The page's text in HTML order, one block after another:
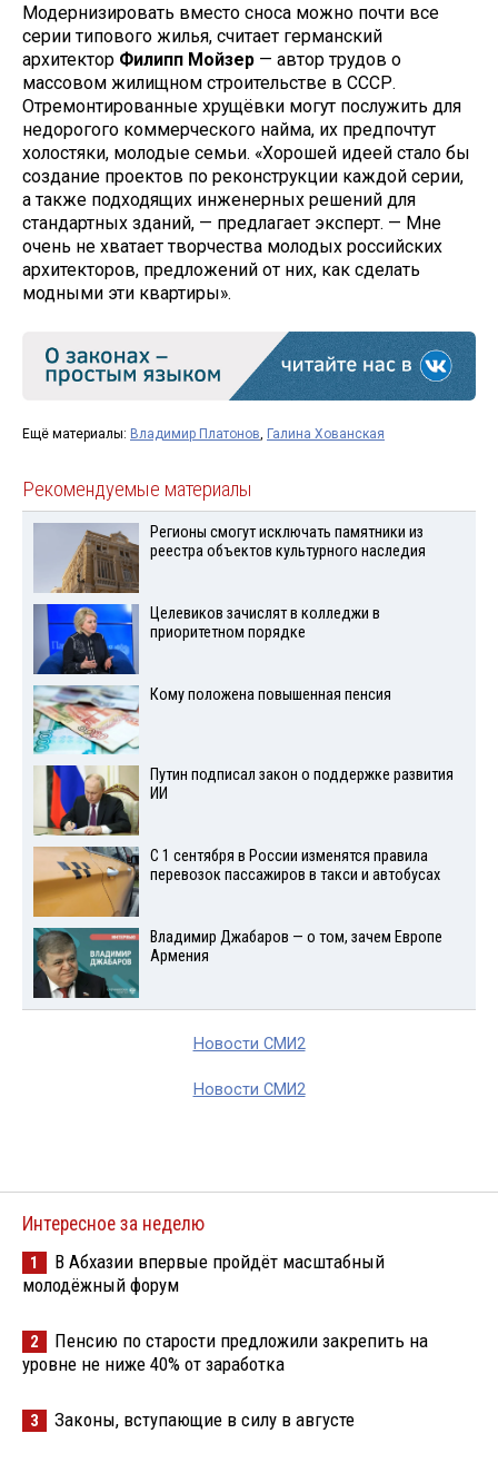
Модернизировать вместо сноса можно почти все
серии типового жилья, считает германский
архитектор Филипп Мойзер — автор трудов о
массовом жилищном строительстве в СССР.
Отремонтированные хрущёвки могут послужить для
недорогого коммерческого найма, их предпочтут
холостяки, молодые семьи. «Хорошей идеей стало бы
создание проектов по реконструкции каждой серии,
а также подходящих инженерных решений для
стандартных зданий, — предлагает эксперт. — Мне
очень не хватает творчества молодых российских
архитекторов, предложений от них, как сделать
модными эти квартиры».
Ещё материалы: Владимир Платонов, Галина Хованская
Рекомендуемые материалы
Регионы смогут исключать памятники из
реестра объектов культурного наследия
Целевиков зачислят в колледжи в
приоритетном порядке
Кому положена повышенная пенсия
Путин подписал закон о поддержке развития
ИИ
С 1 сентября в России изменятся правила
перевозок пассажиров в такси и автобусах
Владимир Джабаров — о том, зачем Европе
Армения
Новости СМИ2
Новости СМИ2
Интересное за неделю
1
В Абхазии впервые пройдёт масштабный
молодёжный форум
2
Пенсию по старости предложили закрепить на
уровне не ниже 40% от заработка
3 Законы, вступающие в силу в августе